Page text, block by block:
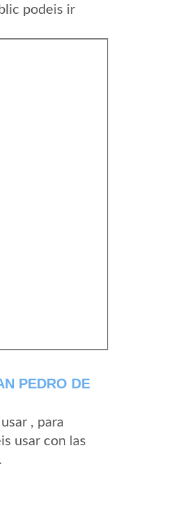
podeis ir
PEDRO DE
, para
usar con las